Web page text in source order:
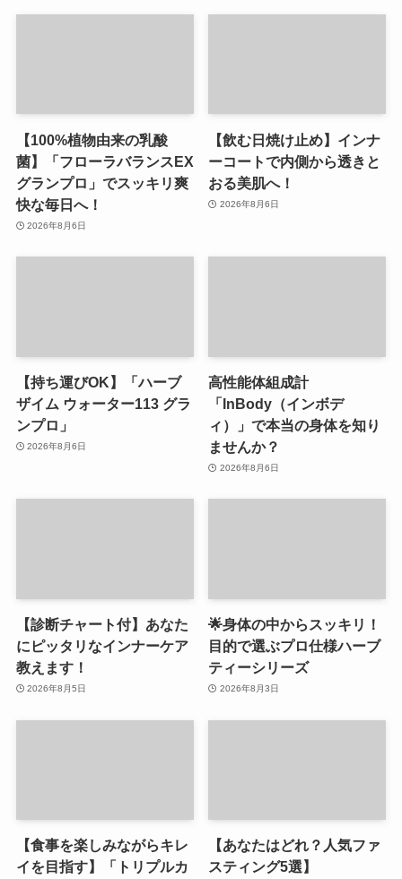
【100%植物由来の乳酸
菌】「フローラバランスEX
グランプロ」でスッキリ爽
快な毎日へ！
2026年8月6日
【飲む日焼け止め】インナ
ーコートで内側から透きと
おる美肌へ！
2026年8月6日
【持ち運びOK】「ハーブ
ザイム ウォーター113 グラ
ンプロ」
2026年8月6日
高性能体組成計
「InBody（インボデ
ィ）」で本当の身体を知り
ませんか？
2026年8月6日
【診断チャート付】あなた
にピッタリなインナーケア
教えます！
2026年8月5日
🌟身体の中からスッキリ！
目的で選ぶプロ仕様ハーブ
ティーシリーズ
2026年8月3日
【食事を楽しみながらキレ
イを目指す】「トリプルカ
【あなたはどれ？人気ファ
スティング5選】